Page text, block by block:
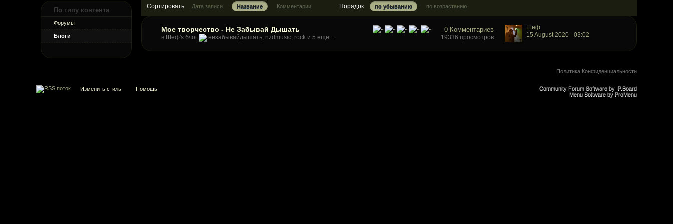
По типу контента
Форумы
Блоги
Сортировать Дата записи Название Комментарии Порядок по убыванию по возрастанию
Мое творчество - Не Забывай Дышать
в Шеф's блог незабывайдышать, nzdmusic, rock и 5 еще...
0 Комментариев
19336 просмотров
Шеф
15 August 2020 - 03:02
Политика Конфиденциальности
Изменить стиль Помощь
Community Forum Software by IP.Board
Menu Software by ProMenu